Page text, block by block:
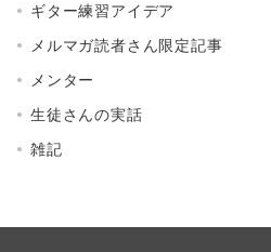
ギター練習アイデア
メルマガ読者さん限定記事
メンター
生徒さんの実話
雑記